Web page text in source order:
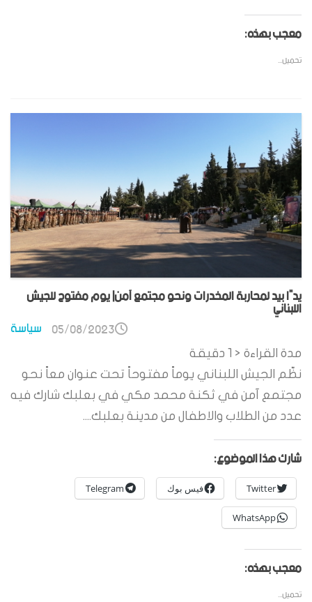
معجب بهذه:
تحميل...
يدًا بيد لمحاربة المخدرات ونحو مجتمع آمن| يوم مفتوح للجيش
اللبناني
سياسة 05/08/2023
مدة القراءة < 1
دقيقة
نظّم الجيش اللبناني يوماً مفتوحاً تحت عنوان معاً نحو
مجتمع آمن في ثكنة محمد مكي في بعلبك شارك فيه
عدد من الطلاب والاطفال من مدينة بعلبك....
شارك هذا الموضوع:
Twitter فيس بوك Telegram
WhatsApp
معجب بهذه:
تحميل...